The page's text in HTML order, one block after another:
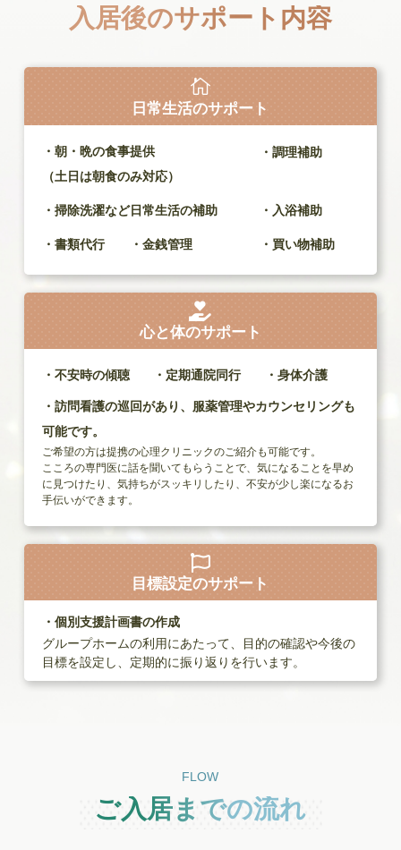
入居後のサポート内容

日常生活のサポート
・朝・晩の食事提供
（土日は朝食のみ対応）
・調理補助
・掃除洗濯など日常生活の補助 ・入浴補助
・書類代行 ・金銭管理 ・買い物補助

心と体のサポート
・不安時の傾聴 ・定期通院同行 ・身体介護
・訪問看護の巡回があり、服薬管理やカウンセリングも
可能です。
ご希望の方は提携の心理クリニックのご紹介も可能です。
こころの専門医に話を聞いてもらうことで、気になることを早め
に見つけたり、気持ちがスッキリしたり、不安が少し楽になるお
手伝いができます。

目標設定のサポート
・個別支援計画書の作成
グループホームの利用にあたって、目的の確認や今後の
目標を設定し、定期的に振り返りを行います。
FLOW
ご入居までの流れ